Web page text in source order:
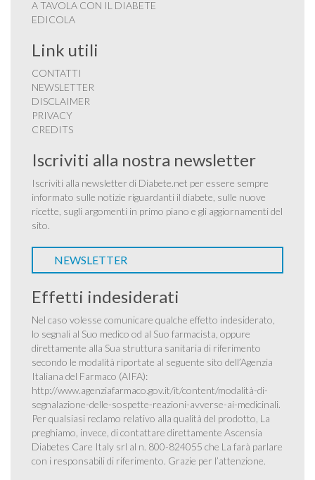
A TAVOLA CON IL DIABETE
EDICOLA
Link utili
CONTATTI
NEWSLETTER
DISCLAIMER
PRIVACY
CREDITS
Iscriviti alla nostra newsletter
Iscriviti alla newsletter di Diabete.net per essere sempre
informato sulle notizie riguardanti il diabete, sulle nuove
ricette, sugli argomenti in primo piano e gli aggiornamenti del
sito.
NEWSLETTER
Effetti indesiderati
Nel caso volesse comunicare qualche effetto indesiderato,
lo segnali al Suo medico od al Suo farmacista, oppure
direttamente alla Sua struttura sanitaria di riferimento
secondo le modalità riportate al seguente sito dell’Agenzia
Italiana del Farmaco (AIFA):
http://www.agenziafarmaco.gov.it/it/content/modalità-di-
segnalazione-delle-sospette-reazioni-avverse-ai-medicinali.
Per qualsiasi reclamo relativo alla qualità del prodotto, La
preghiamo, invece, di contattare direttamente Ascensia
Diabetes Care Italy srl al n. 800-824055 che La farà parlare
con i responsabili di riferimento. Grazie per l’attenzione.